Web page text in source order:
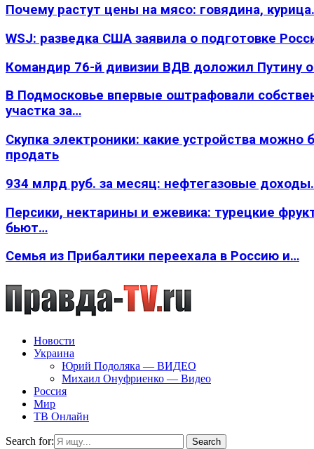
Почему растут цены на мясо: говядина,
WSJ: разведка США заявила о подготовке
Командир 76-й дивизии ВДВ доложил Путину
В Подмосковье впервые оштрафовали
участка за…
Скупка электроники: какие устройства можно
продать
934 млрд руб. за месяц: нефтегазовые
Персики, нектарины и ежевика: турецкие
бьют…
Семья из Прибалтики переехала в Россию и…
Новости
Украина
Юрий Подоляка — ВИДЕО
Михаил Онуфриенко — Видео
Россия
Мир
ТВ Онлайн
Search for:
Search